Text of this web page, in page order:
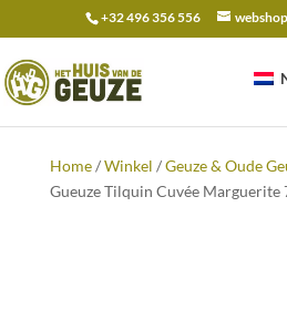
+32 496 356 556
naar:
Home/Winkel /Geuze & Oude
Gueuze Tilquin Cuvée Marguerite